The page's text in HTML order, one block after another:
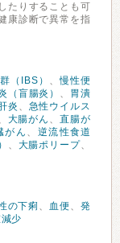
たりすることも可
康診断で異常を指
（IBS） 、慢性便
（盲腸炎） 、 胃潰
炎 、 急性ウイルス
大腸がん 、直腸が
がん 、 逆流性食道
、 大腸ポリープ、
の下痢 、 血便、発
少